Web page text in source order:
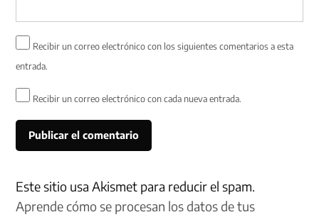
Recibir un correo electrónico con los siguientes comentarios a esta
entrada.
Recibir un correo electrónico con cada nueva entrada.
Este sitio usa Akismet para reducir el spam.
Aprende cómo se procesan los datos de tus